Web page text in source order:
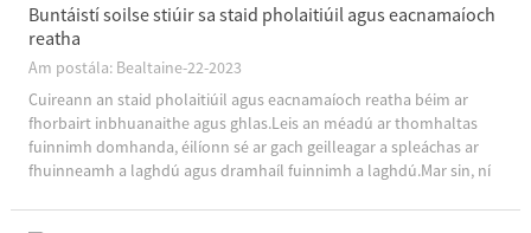
Buntáistí soilse stiúir sa staid pholaitiúil agus eacnamaíoch
reatha
Am postála: Bealtaine-22-2023
Cuireann an staid pholaitiúil agus eacnamaíoch reatha béim ar
fhorbairt inbhuanaithe agus ghlas.Leis an méadú ar thomhaltas
fuinnimh domhanda, éilíonn sé ar gach geilleagar a spleáchas ar
fhuinneamh a laghdú agus dramhaíl fuinnimh a laghdú.Mar sin, ní